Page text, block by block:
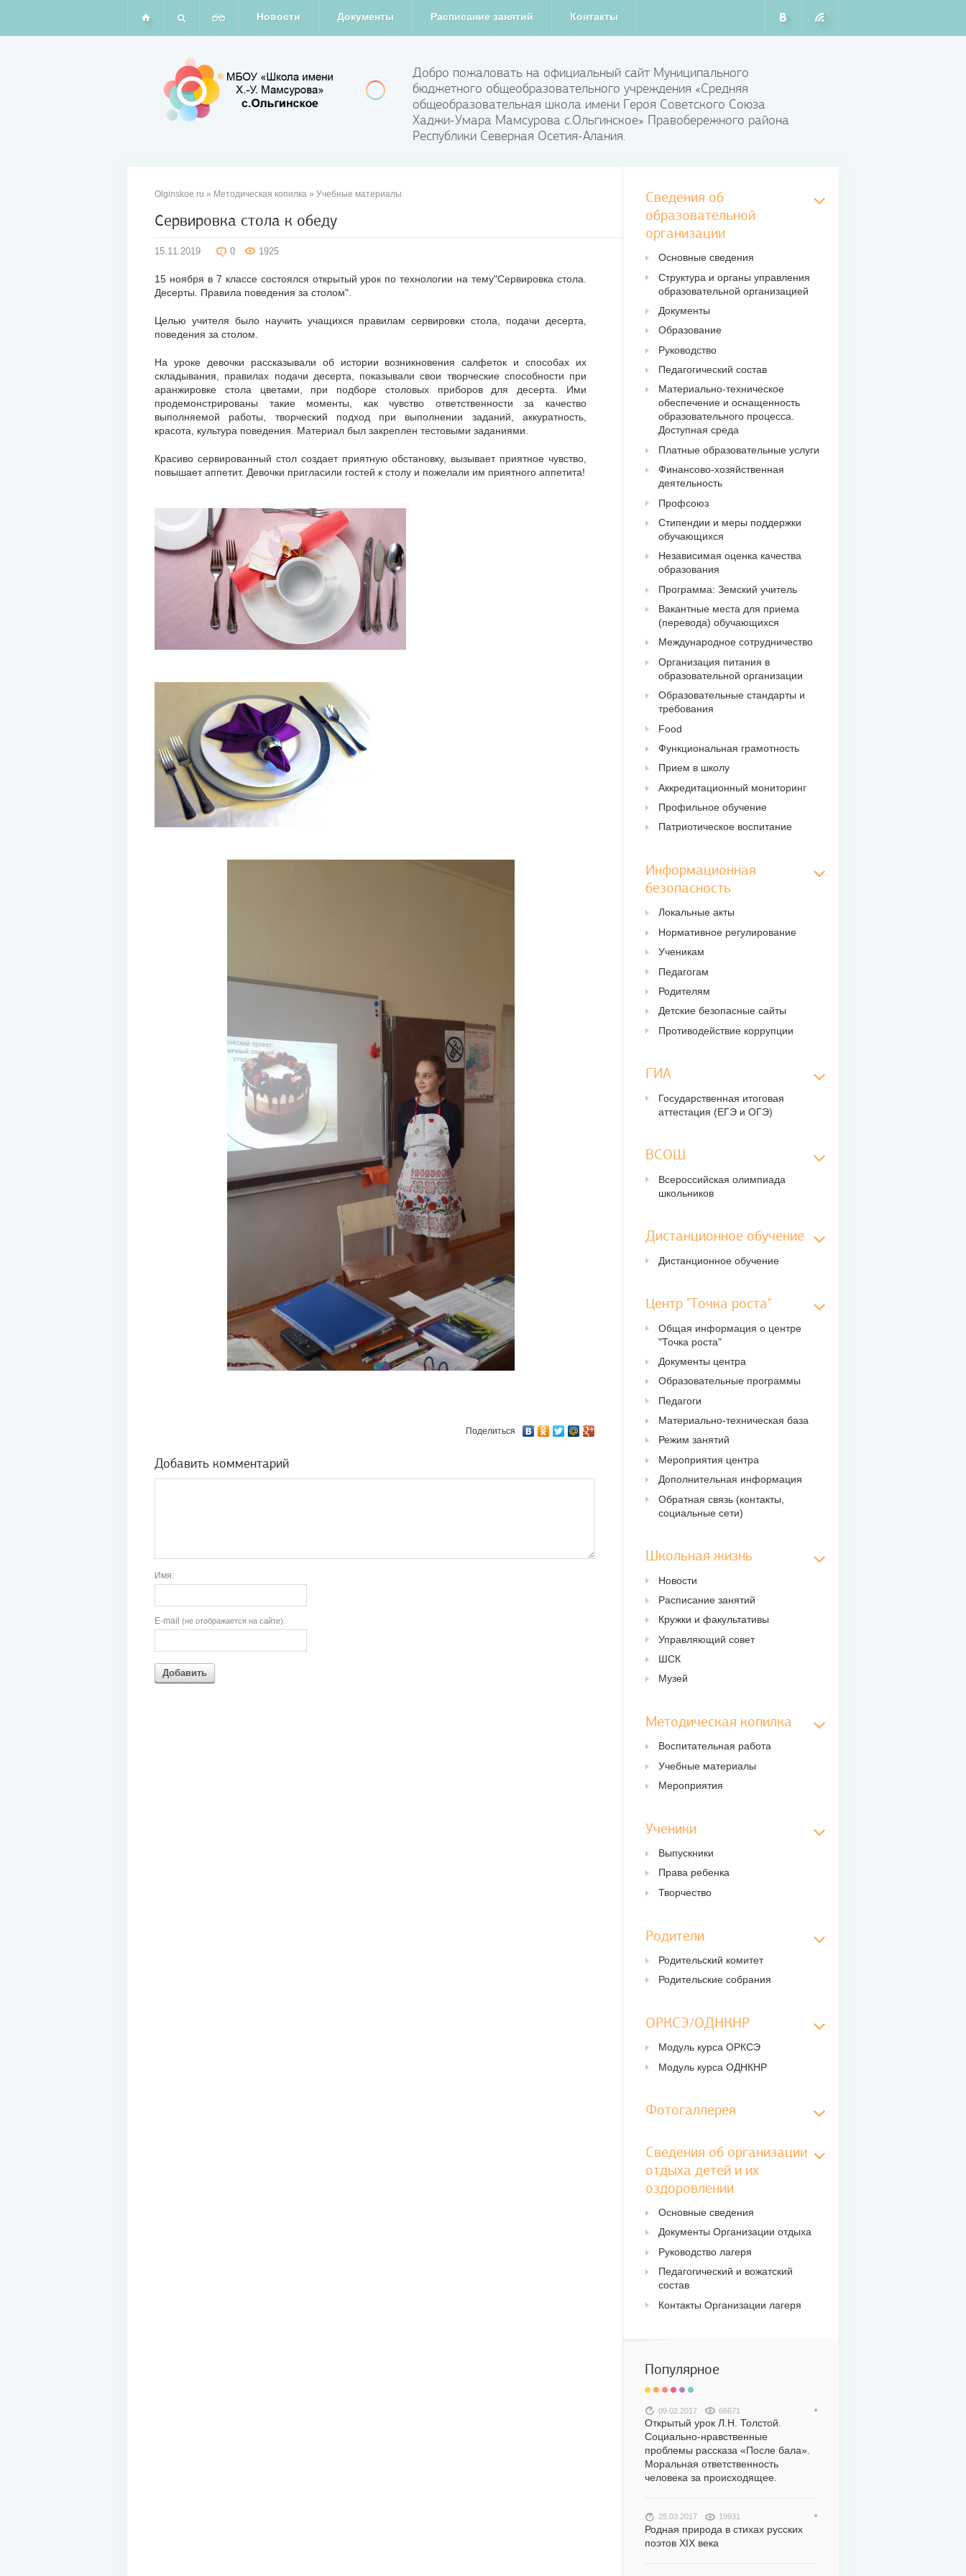
Новости Документы Расписание занятий Контакты
Добро пожаловать на официальный сайт Муниципального
бюджетного общеобразовательного учреждения «Средняя
общеобразовательная школа имени Героя Советского Союза
Хаджи-Умара Мамсурова с.Ольгинское» Правобережного района
Республики Северная Осетия-Алания.
Olginskoe.ru » Методическая копилка » Учебные материалы
Сервировка стола к обеду
15.11.2019 0 1925
15 ноября в 7 классе состоялся открытый урок по технологии на тему"Сервировка стола.
Десерты. Правила поведения за столом".
Целью учителя было научить учащихся правилам сервировки стола, подачи десерта,
поведения за столом.
На уроке девочки рассказывали об истории возникновения салфеток и способах их
складывания, правилах подачи десерта, показывали свои творческие способности при
аранжировке стола цветами, при подборе столовых приборов для десерта. Ими
продемонстрированы такие моменты, как чувство ответственности за качество
выполняемой работы, творческий подход при выполнении заданий, аккуратность,
красота, культура поведения. Материал был закреплен тестовыми заданиями.
Красиво сервированный стол создает приятную обстановку, вызывает приятное чувство,
повышает аппетит. Девочки пригласили гостей к столу и пожелали им приятного аппетита!
Поделиться
Добавить комментарий
Имя:
E-mail (не отображается на сайте):
Добавить
Сведения об
образовательной
организации
Основные сведения
Структура и органы управления
образовательной организацией
Документы
Образование
Руководство
Педагогический состав
Материально-техническое
обеспечение и оснащенность
образовательного процесса.
Доступная среда
Платные образовательные услуги
Финансово-хозяйственная
деятельность
Профсоюз
Стипендии и меры поддержки
обучающихся
Независимая оценка качества
образования
Программа: Земский учитель
Вакантные места для приема
(перевода) обучающихся
Международное сотрудничество
Организация питания в
образовательной организации
Образовательные стандарты и
требования
Food
Функциональная грамотность
Прием в школу
Аккредитационный мониторинг
Профильное обучение
Патриотическое воспитание
Информационная
безопасность
Локальные акты
Нормативное регулирование
Ученикам
Педагогам
Родителям
Детские безопасные сайты
Противодействие коррупции
ГИА
Государственная итоговая
аттестация (ЕГЭ и ОГЭ)
ВСОШ
Всероссийская олимпиада
школьников
Дистанционное обучение
Дистанционное обучение
Центр "Точка роста"
Общая информация о центре
"Точка роста"
Документы центра
Образовательные программы
Педагоги
Материально-техническая база
Режим занятий
Мероприятия центра
Дополнительная информация
Обратная связь (контакты,
социальные сети)
Школьная жизнь
Новости
Расписание занятий
Кружки и факультативы
Управляющий совет
ШСК
Музей
Методическая копилка
Воспитательная работа
Учебные материалы
Мероприятия
Ученики
Выпускники
Права ребенка
Творчество
Родители
Родительский комитет
Родительские собрания
ОРКСЭ/ОДНКНР
Модуль курса ОРКСЭ
Модуль курса ОДНКНР
Фотогаллерея
Сведения об организации
отдыха детей и их
оздоровлении
Основные сведения
Документы Организации отдыха
Руководство лагеря
Педагогический и вожатский
состав
Контакты Организации лагеря
Популярное
09.02.2017 66671
Открытый урок Л.Н. Толстой.
Социально-нравственные
проблемы рассказа «После бала».
Моральная ответственность
человека за происходящее.
25.03.2017 19931
Родная природа в стихах русских
поэтов XIX века